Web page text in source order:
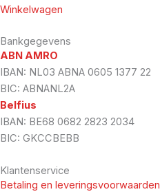
Winkelwagen
Bankgegevens
ABN AMRO
IBAN: NL03 ABNA 0605 1377 22
BIC: ABNANL2A
Belfius
IBAN: BE68 0682 2823 2034
BIC: GKCCBEBB
Klantenservice
Betaling en leveringsvoorwaarden